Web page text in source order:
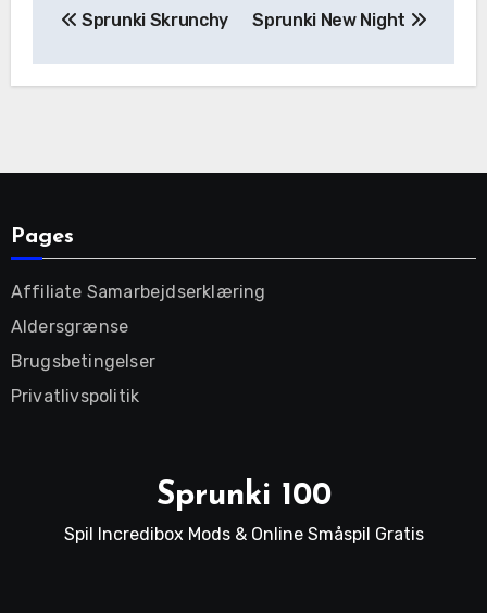
navigation
Sprunki Skrunchy Sprunki New Night
Pages
Affiliate Samarbejdserklæring
Aldersgrænse
Brugsbetingelser
Privatlivspolitik
Sprunki 100
Spil Incredibox Mods & Online Småspil Gratis